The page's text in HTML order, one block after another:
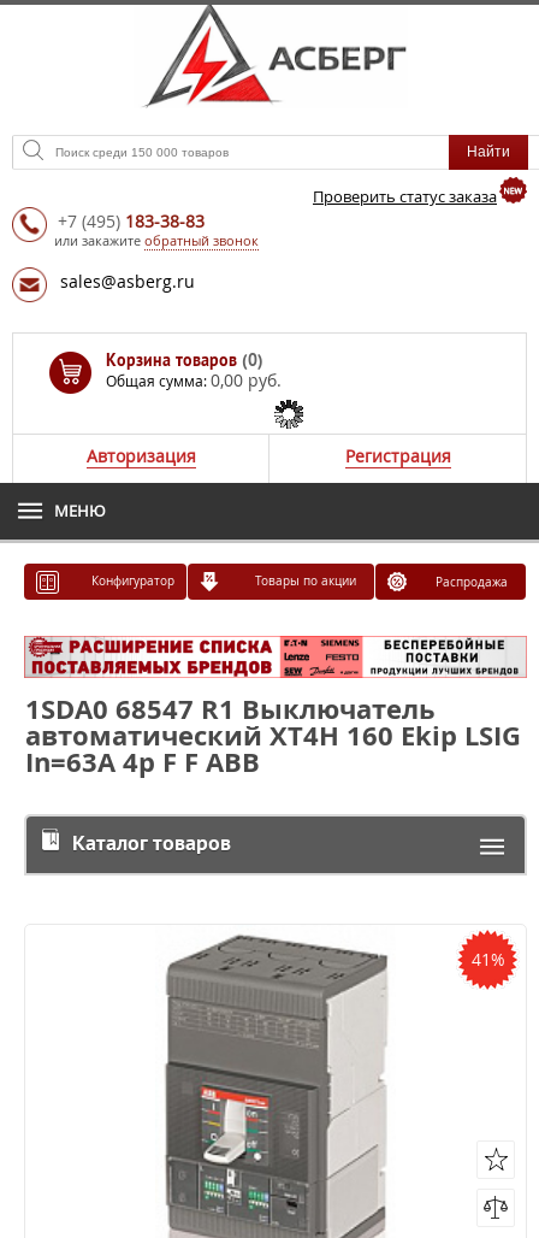
Проверить статус заказа
+7 (495) 183-38-83
или закажите обратный звонок
sales@asberg.ru
Корзина товаров (0)
Общая сумма:0,00 руб.
Авторизация Регистрация
МЕНЮ
Конфигуратор Товары по акции Распродажа
1SDA0 68547 R1 Выключатель
автоматический XT4H 160 Ekip LSIG
In=63A 4p F F ABB
Каталог товаров
41%